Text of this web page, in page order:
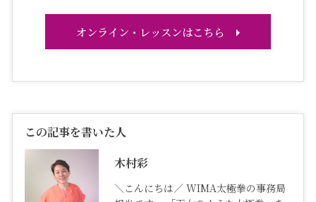
オンライン・レッスンはこちら
この記事を書いた人
木村彩
＼こんにちは／ WIMA太極拳の事務局